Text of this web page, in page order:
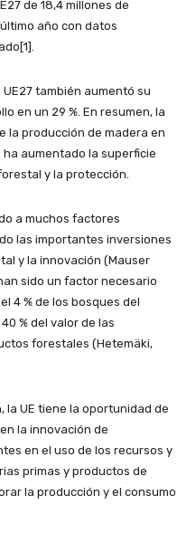
de 18,4 millones de
año con datos
también aumentó su
en un 29 %. En resumen, la
la producción de madera en
aumentado la superficie
y la protección.
a muchos factores
las importantes inversiones
y la innovación (Mauser
sido un factor necesario
4 % de los bosques del
% del valor de las
forestales (Hetemäki,
la UE tiene la oportunidad de
la innovación de
en el uso de los recursos y
primas y productos de
la producción y el consumo